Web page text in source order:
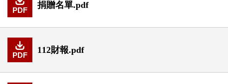
PDF
捐贈名單.pdf
PDF
112財報.pdf